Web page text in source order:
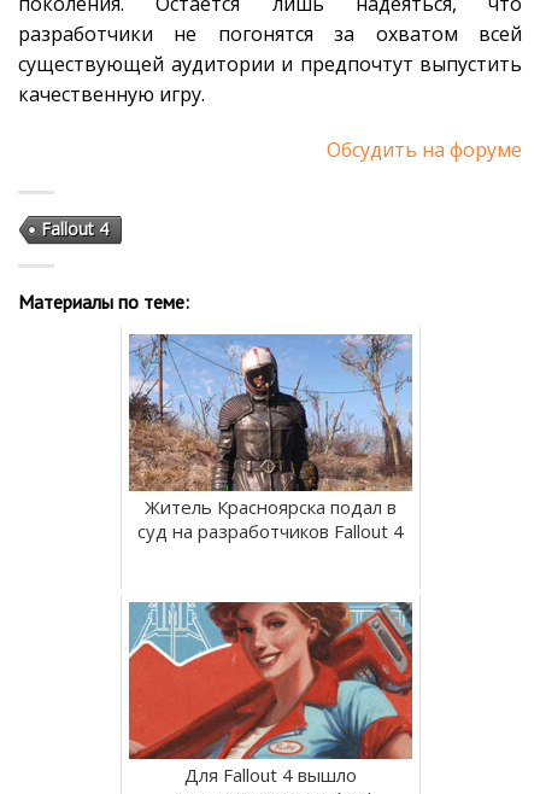
разработчики не погонятся за охватом всей
существующей аудитории и предпочтут выпустить
качественную игру.
Обсудить на форуме
Fallout 4
Материалы по теме:
Житель Красноярска подал в
суд на разработчиков Fallout 4
Для Fallout 4 вышло